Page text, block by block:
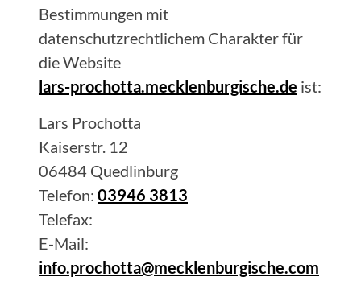
Bestimmungen mit
datenschutzrechtlichem Charakter für
die Website
lars-prochotta.mecklenburgische.de ist:
Lars Prochotta
Kaiserstr. 12
06484 Quedlinburg
Telefon: 03946 3813
Telefax:
E-Mail:
info.prochotta@mecklenburgische.com